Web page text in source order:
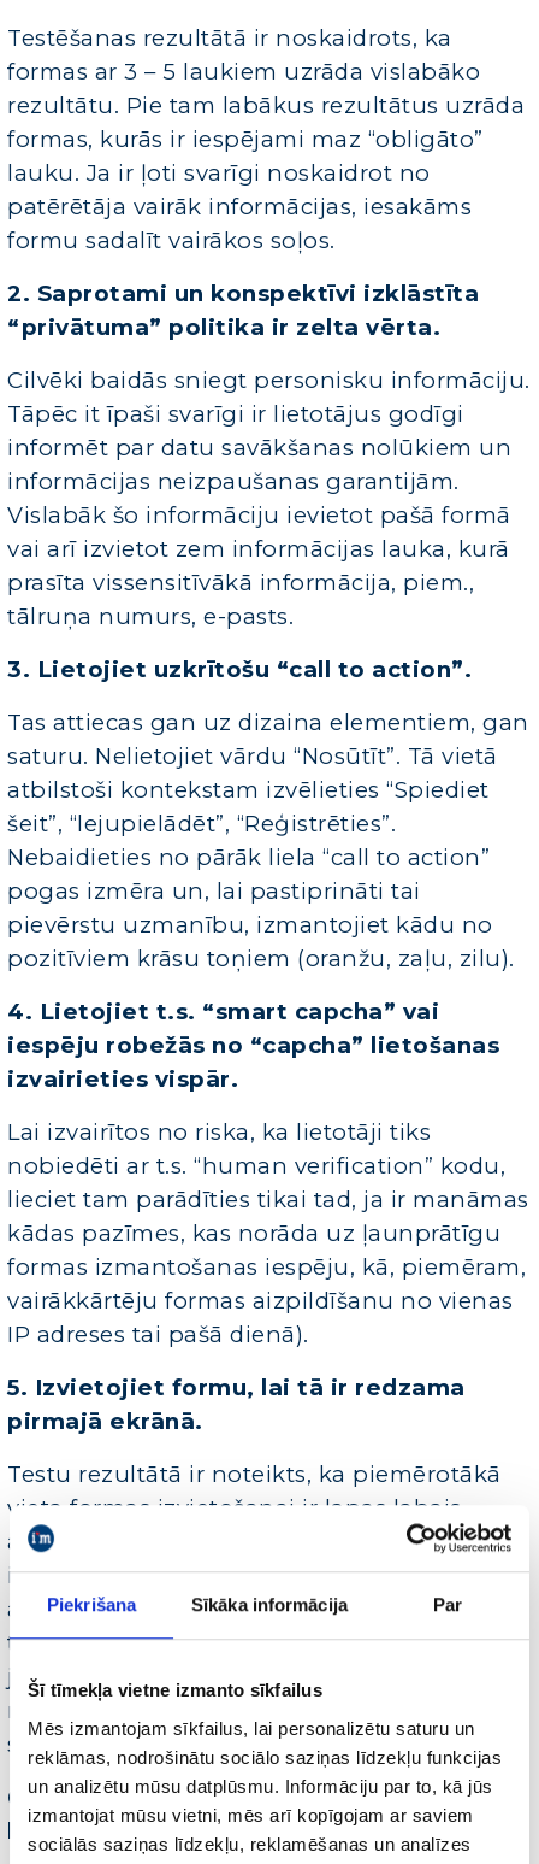
Piekrišana Sīkāka informācija Par
Šī tīmekļa vietne izmanto sīkfailus
Mēs izmantojam sīkfailus, lai personalizētu saturu un
reklāmas, nodrošinātu sociālo saziņas līdzekļu funkcijas
un analizētu mūsu datplūsmu. Informāciju par to, kā jūs
izmantojat mūsu vietni, mēs arī kopīgojam ar saviem
sociālās saziņas līdzekļu, reklamēšanas un analīzes
Testēšanas rezultātā ir noskaidrots, ka
formas ar 3 – 5 laukiem uzrāda vislabāko
rezultātu. Pie tam labākus rezultātus uzrāda
formas, kurās ir iespējami maz “obligāto”
lauku. Ja ir ļoti svarīgi noskaidrot no
patērētāja vairāk informācijas, iesakāms
formu sadalīt vairākos soļos.
2. Saprotami un konspektīvi izklāstīta
“privātuma” politika ir zelta vērta.
Cilvēki baidās sniegt personisku informāciju.
Tāpēc it īpaši svarīgi ir lietotājus godīgi
informēt par datu savākšanas nolūkiem un
informācijas neizpaušanas garantijām.
Vislabāk šo informāciju ievietot pašā formā
vai arī izvietot zem informācijas lauka, kurā
prasīta vissensitīvākā informācija, piem.,
tālruņa numurs, e-pasts.
3. Lietojiet uzkrītošu “call to action”.
Tas attiecas gan uz dizaina elementiem, gan
saturu. Nelietojiet vārdu “Nosūtīt”. Tā vietā
atbilstoši kontekstam izvēlieties “Spiediet
šeit”, “lejupielādēt”, “Reģistrēties”.
Nebaidieties no pārāk liela “call to action”
pogas izmēra un, lai pastiprināti tai
pievērstu uzmanību, izmantojiet kādu no
pozitīviem krāsu toņiem (oranžu, zaļu, zilu).
4. Lietojiet t.s. “smart capcha” vai
iespēju robežās no “capcha” lietošanas
izvairieties vispār.
Lai izvairītos no riska, ka lietotāji tiks
nobiedēti ar t.s. “human verification” kodu,
lieciet tam parādīties tikai tad, ja ir manāmas
kādas pazīmes, kas norāda uz ļaunprātīgu
formas izmantošanas iespēju, kā, piemēram,
vairākkārtēju formas aizpildīšanu no vienas
IP adreses tai pašā dienā).
5. Izvietojiet formu, lai tā ir redzama
pirmajā ekrānā.
Testu rezultātā ir noteikts, ka piemērotākā
vieta formas izvietošanai ir lapas labais
apakšējais stūris, kas tiek saistīts ar
informācijas uztveres pieradumu (no kreisā
augšējā stūra līdz labajam apakšējam, kur
tiek veikta vēlamā darbība). Informācija būtu
jāsakārto tā, lai formu var pamanīt bez
nepieciešamības lapā pārvietoties zemāk ar
scroll palīdzību.
6. Parūpējieties par apkārtējo vidi lapā,
kas ieskauj pieteikšanās formu.